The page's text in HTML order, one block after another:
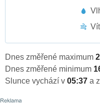
Dnes změřené maximum
Dnes změřené minimum
Slunce vychází v 05:37 a